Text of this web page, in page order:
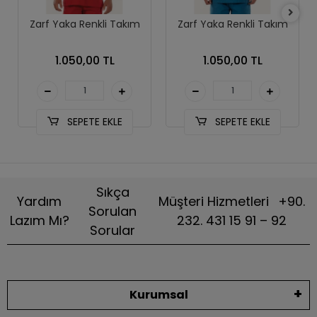
Zarf Yaka Renkli Takım
1.050,00 TL
SEPETE EKLE
Zarf Yaka Renkli Takım
1.050,00 TL
SEPETE EKLE
Yardım
Lazım Mı?
Sıkça
Sorulan
Sorular
Müşteri Hizmetleri
+90.
232. 431 15 91 – 92
Kurumsal